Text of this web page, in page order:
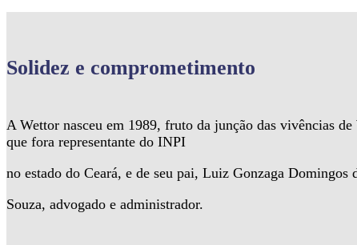
Solidez e comprometimento
A Wettor nasceu em 1989, fruto da junção das vivências
que fora representante do INPI
no estado do Ceará, e de seu pai, Luiz Gonzaga Domingos
Souza, advogado e administrador.